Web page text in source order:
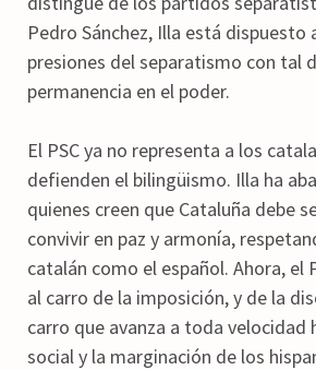
Pedro Sánchez, Illa está dispuesto
presiones del separatismo con tal
permanencia en el poder.
El PSC ya no representa a los
defienden el bilingüismo. Illa ha
quienes creen que Cataluña debe
convivir en paz y armonía,
catalán como el español. Ahora, el
al carro de la imposición, y de la
carro que avanza a toda velocidad
social y la marginación de los